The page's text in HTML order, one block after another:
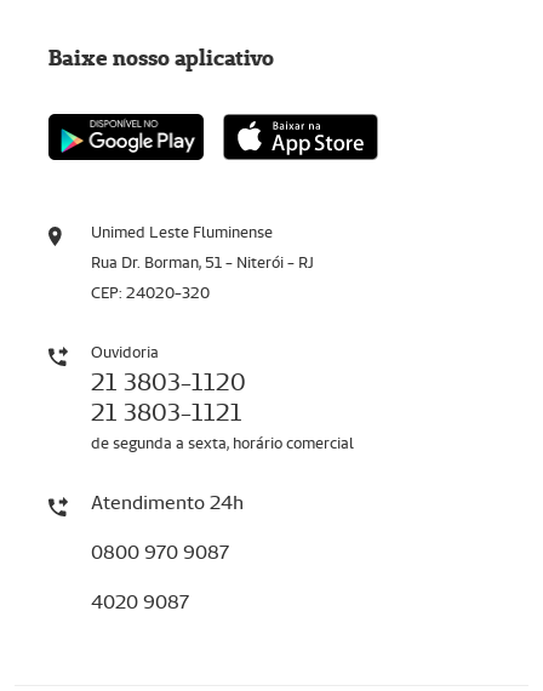
Unimed Leste Fluminense
Rua Dr. Borman, 51 - Niterói - RJ
CEP: 24020-320
Ouvidoria
21 3803-1120
21 3803-1121
de segunda a sexta, horário comercial
Atendimento 24h
0800 970 9087
4020 9087
Baixe nosso aplicativo